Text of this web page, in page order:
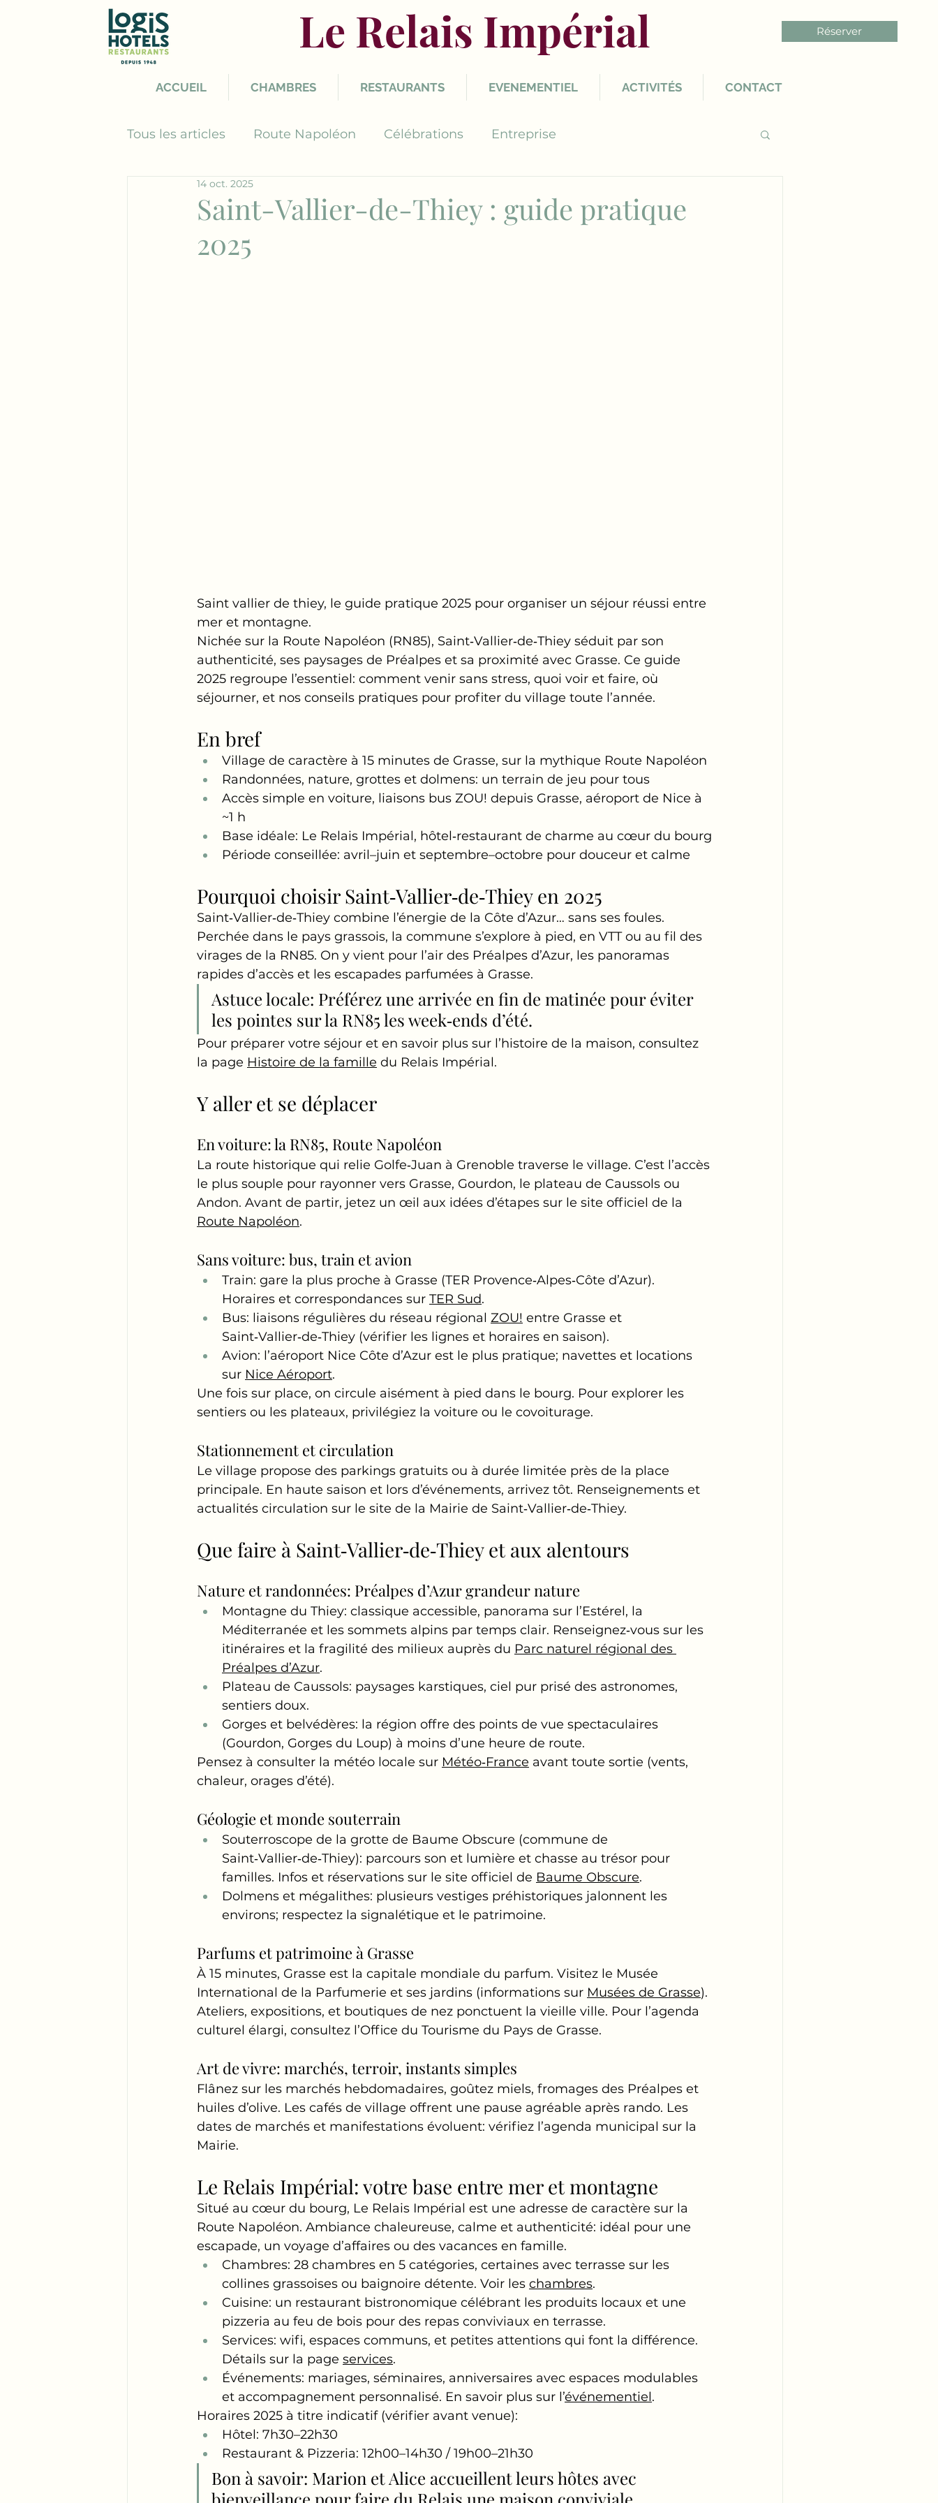
Le Relais Impérial Réserver
ACCUEIL CHAMBRES RESTAURANTS EVENEMENTIEL ACTIVITÉS CONTACT
Tous les articles Route Napoléon Célébrations Entreprise
Saint-Vallier-de-Thiey : guide pratique
2025
14 oct. 2025
Saint vallier de thiey, le guide pratique 2025 pour organiser un séjour réussi entre
mer et montagne.
Nichée sur la Route Napoléon (RN85), Saint‑Vallier‑de‑Thiey séduit par son
authenticité, ses paysages de Préalpes et sa proximité avec Grasse. Ce guide
2025 regroupe l’essentiel: comment venir sans stress, quoi voir et faire, où
séjourner, et nos conseils pratiques pour profiter du village toute l’année.
En bref
Village de caractère à 15 minutes de Grasse, sur la mythique Route Napoléon
Randonnées, nature, grottes et dolmens: un terrain de jeu pour tous
Accès simple en voiture, liaisons bus ZOU! depuis Grasse, aéroport de Nice à
~1 h
Base idéale: Le Relais Impérial, hôtel‑restaurant de charme au cœur du bourg
Période conseillée: avril–juin et septembre–octobre pour douceur et calme
Pourquoi choisir Saint‑Vallier‑de‑Thiey en 2025
Saint‑Vallier‑de‑Thiey combine l’énergie de la Côte d’Azur… sans ses foules.
Perchée dans le pays grassois, la commune s’explore à pied, en VTT ou au fil des
virages de la RN85. On y vient pour l’air des Préalpes d’Azur, les panoramas
rapides d’accès et les escapades parfumées à Grasse.
Astuce locale: Préférez une arrivée en fin de matinée pour éviter
les pointes sur la RN85 les week‑ends d’été.
Pour préparer votre séjour et en savoir plus sur l’histoire de la maison, consultez
la page Histoire de la famille du Relais Impérial.
Y aller et se déplacer
En voiture: la RN85, Route Napoléon
La route historique qui relie Golfe‑Juan à Grenoble traverse le village. C’est l’accès
le plus souple pour rayonner vers Grasse, Gourdon, le plateau de Caussols ou
Andon. Avant de partir, jetez un œil aux idées d’étapes sur le site officiel de la
Route Napoléon.
Sans voiture: bus, train et avion
Train: gare la plus proche à Grasse (TER Provence‑Alpes‑Côte d’Azur).
Horaires et correspondances sur TER Sud.
Bus: liaisons régulières du réseau régional ZOU! entre Grasse et
Saint‑Vallier‑de‑Thiey (vérifier les lignes et horaires en saison).
Avion: l’aéroport Nice Côte d’Azur est le plus pratique; navettes et locations
sur Nice Aéroport.
Une fois sur place, on circule aisément à pied dans le bourg. Pour explorer les
sentiers ou les plateaux, privilégiez la voiture ou le covoiturage.
Stationnement et circulation
Le village propose des parkings gratuits ou à durée limitée près de la place
principale. En haute saison et lors d’événements, arrivez tôt. Renseignements et
actualités circulation sur le site de la Mairie de Saint‑Vallier‑de‑Thiey.
Que faire à Saint‑Vallier‑de‑Thiey et aux alentours
Nature et randonnées: Préalpes d’Azur grandeur nature
Montagne du Thiey: classique accessible, panorama sur l’Estérel, la
Méditerranée et les sommets alpins par temps clair. Renseignez‑vous sur les
itinéraires et la fragilité des milieux auprès du Parc naturel régional des
Préalpes d’Azur.
Plateau de Caussols: paysages karstiques, ciel pur prisé des astronomes,
sentiers doux.
Gorges et belvédères: la région offre des points de vue spectaculaires
(Gourdon, Gorges du Loup) à moins d’une heure de route.
Pensez à consulter la météo locale sur Météo‑France avant toute sortie (vents,
chaleur, orages d’été).
Géologie et monde souterrain
Souterroscope de la grotte de Baume Obscure (commune de
Saint‑Vallier‑de‑Thiey): parcours son et lumière et chasse au trésor pour
familles. Infos et réservations sur le site officiel de Baume Obscure.
Dolmens et mégalithes: plusieurs vestiges préhistoriques jalonnent les
environs; respectez la signalétique et le patrimoine.
Parfums et patrimoine à Grasse
À 15 minutes, Grasse est la capitale mondiale du parfum. Visitez le Musée
International de la Parfumerie et ses jardins (informations sur Musées de Grasse).
Ateliers, expositions, et boutiques de nez ponctuent la vieille ville. Pour l’agenda
culturel élargi, consultez l’Office du Tourisme du Pays de Grasse.
Art de vivre: marchés, terroir, instants simples
Flânez sur les marchés hebdomadaires, goûtez miels, fromages des Préalpes et
huiles d’olive. Les cafés de village offrent une pause agréable après rando. Les
dates de marchés et manifestations évoluent: vérifiez l’agenda municipal sur la
Mairie.
Le Relais Impérial: votre base entre mer et montagne
Situé au cœur du bourg, Le Relais Impérial est une adresse de caractère sur la
Route Napoléon. Ambiance chaleureuse, calme et authenticité: idéal pour une
escapade, un voyage d’affaires ou des vacances en famille.
Chambres: 28 chambres en 5 catégories, certaines avec terrasse sur les
collines grassoises ou baignoire détente. Voir les chambres.
Cuisine: un restaurant bistronomique célébrant les produits locaux et une
pizzeria au feu de bois pour des repas conviviaux en terrasse.
Services: wifi, espaces communs, et petites attentions qui font la différence.
Détails sur la page services.
Événements: mariages, séminaires, anniversaires avec espaces modulables
et accompagnement personnalisé. En savoir plus sur l’événementiel.
Horaires 2025 à titre indicatif (vérifier avant venue):
Hôtel: 7h30–22h30
Restaurant & Pizzeria: 12h00–14h30 / 19h00–21h30
Bon à savoir: Marion et Alice accueillent leurs hôtes avec
bienveillance pour faire du Relais une maison conviviale.